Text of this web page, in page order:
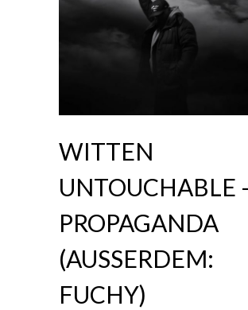
WITTEN
UNTOUCHABLE
PROPAGANDA
(AUSSERDEM: F
UCHY)